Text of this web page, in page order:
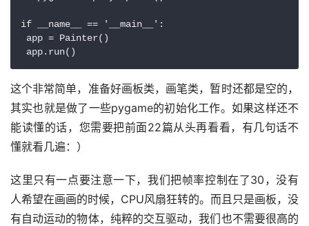
if __name__ == '__main__':
app = Painter()
这个非常简单，准备好画板类，画笔类，暂时还都是空的，
其实也就是做了一些pygame的初始化工作。如果这样还不
能读懂的话，您需要把前面22篇从头再看看，有几句话不
懂就看几遍：）
这里只有一点要注意一下，我们把帧率控制在了30，没有
人希望在画画的时候，CPU风扇狂转的。而且只是画板，没
有自动运动的物体，纯粹的交互驱动，我们也不需要很高的